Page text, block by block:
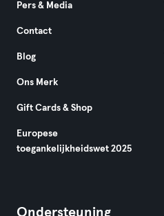
Pers & Media
Contact
Blog
Ons Merk
Gift Cards & Shop
Europese
toegankelijkheidswet 2025
Ondersteuning